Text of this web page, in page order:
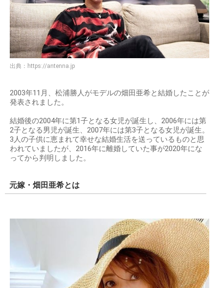
出典： https://antenna.jp
2003年11月、松浦勝人がモデルの畑田亜希と結婚したことが
発表されました。
結婚後の2004年に第1子となる女児が誕生し、2006年には第
2子となる男児が誕生、2007年には第3子となる女児が誕生。
3人の子供に恵まれて幸せな結婚生活を送っているものと思
われていましたが、2016年に離婚していた事が2020年にな
ってから判明しました。
元嫁・畑田亜希とは